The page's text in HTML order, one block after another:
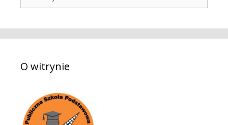
k
a
:O witrynie